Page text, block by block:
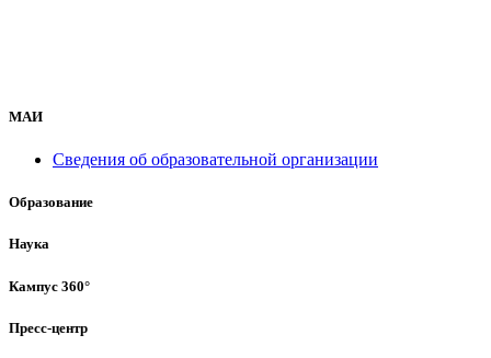
МАИ
Сведения об образовательной организации
Образование
Наука
Кампус 360°
Пресс-центр